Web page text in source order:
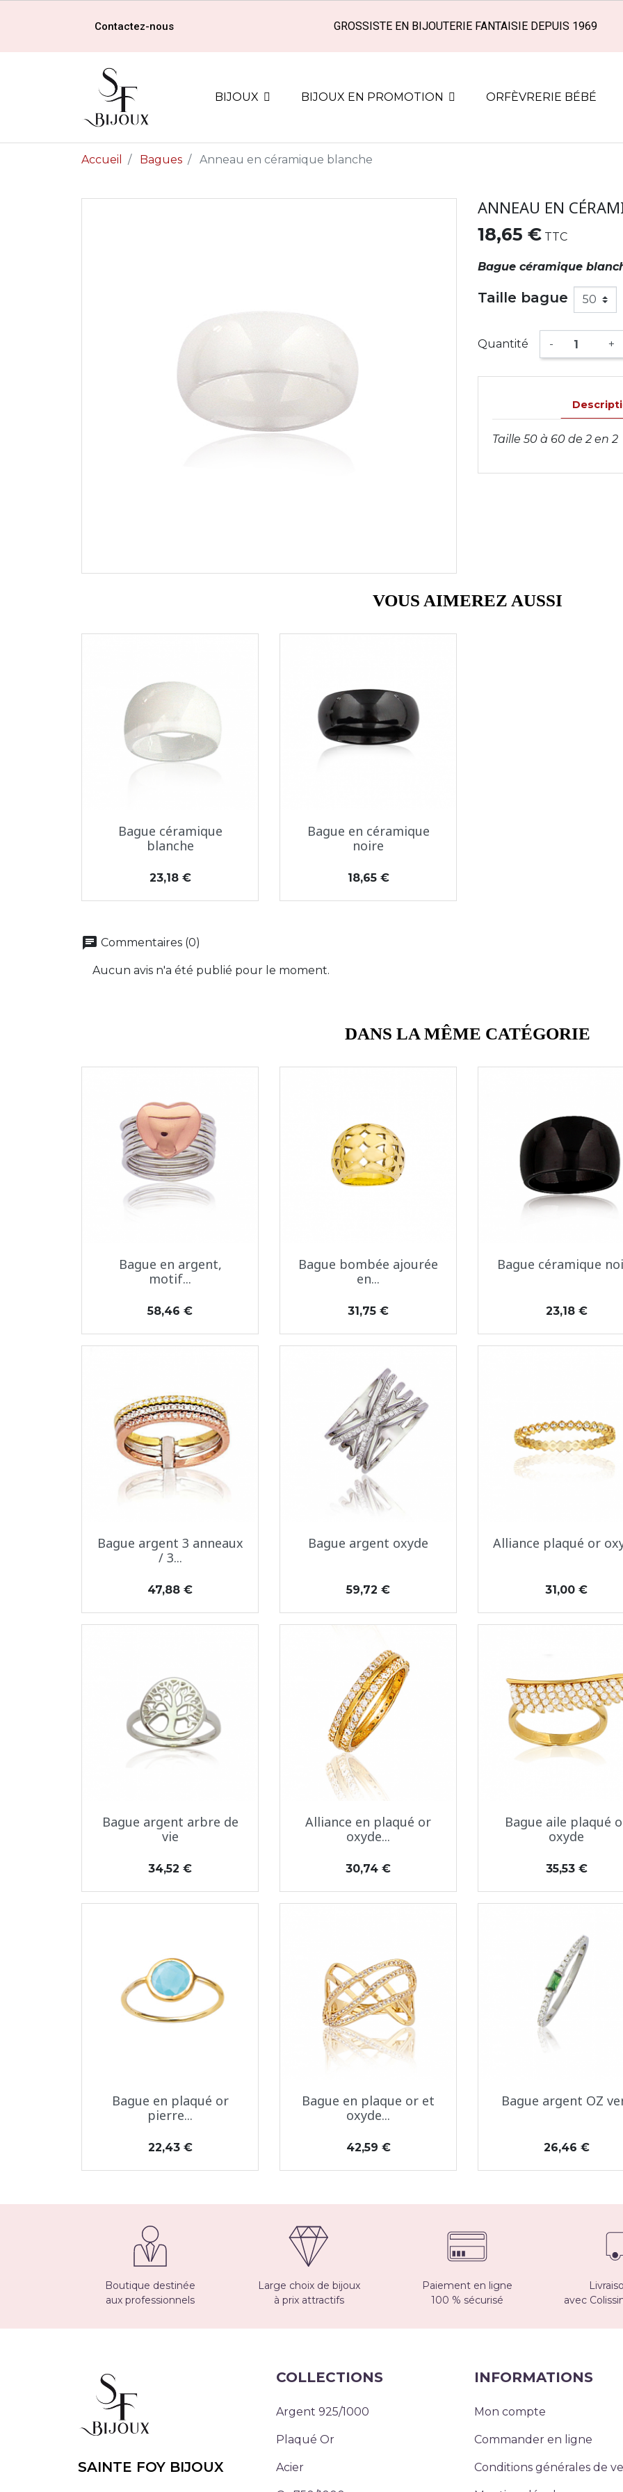
Contactez-nous GROSSISTE EN BIJOUTERIE FANTAISIE DEPUIS 1969
BIJOUX BIJOUX EN PROMOTION ORFÈVRERIE BÉBÉ
Accueil Bagues Anneau en céramique blanche
ANNEAU EN
18,65 € TTC
Bague céramique
Taille bague
Quantité - +
Taille 50 à 60 de 2 en 2
VOUS AIMEREZ AUSSI
Aperçu rapide
Bague céramique
blanche
Prix
23,18 €
Aperçu rapide
Bague en céramique
noire
Prix
18,65 €
chat Commentaires (0)
Aucun avis n'a été publié pour le moment.
DANS LA MÊME CATÉGORIE
Bague en argent,
motif...
Prix
58,46 €
Aperçu rapide
Bague bombée ajourée
en...
Prix
31,75 €
Aperçu rapide
Bague céramique
Prix
23,18 €
Aperçu rapide
Bague argent 3 anneaux
/ 3...
Prix
47,88 €
Aperçu rapide
Bague argent oxyde
Prix
59,72 €
Aperçu rapide
Alliance plaqué or
Prix
31,00 €
Aperçu rapide
Bague argent arbre de
vie
Prix
34,52 €
Aperçu rapide
Alliance en plaqué or
oxyde...
Prix
30,74 €
Aperçu rapide
Bague aile plaqué
oxyde
Prix
35,53 €
Aperçu rapide
Bague en plaqué or
pierre...
Prix
22,43 €
Aperçu rapide
Bague en plaque or et
oxyde...
Prix
42,59 €
Aperçu rapide
Bague argent OZ
Prix
26,46 €
Boutique destinée
aux professionnels
Large choix de bijoux
à prix attractifs
Paiement en ligne
100 % sécurisé
avec
SAINTE FOY BIJOUX
COLLECTIONS
Argent 925/1000
Plaqué Or
Acier
INFORMATIONS
Mon compte
Commander en ligne
Conditions générales de